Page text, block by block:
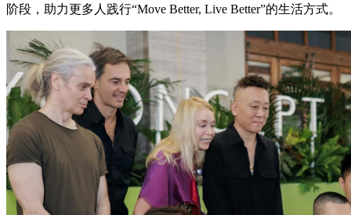
阶段，助力更多人践行“Move Better, Live Better”的生活方式。